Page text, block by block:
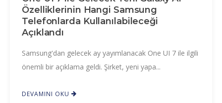
Özelliklerinin Hangi Samsung
Telefonlarda Kullanılabileceği
Açıklandı
Samsung'dan gelecek ay yayımlanacak One UI 7 ile ilgili
önemli bir açıklama geldi. Şirket, yeni yapa...
DEVAMINI OKU